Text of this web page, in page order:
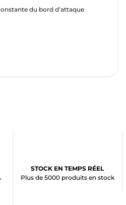
du bord d’attaque
STOCK EN TEMPS RÉEL
Plus de 5000 produits en stock